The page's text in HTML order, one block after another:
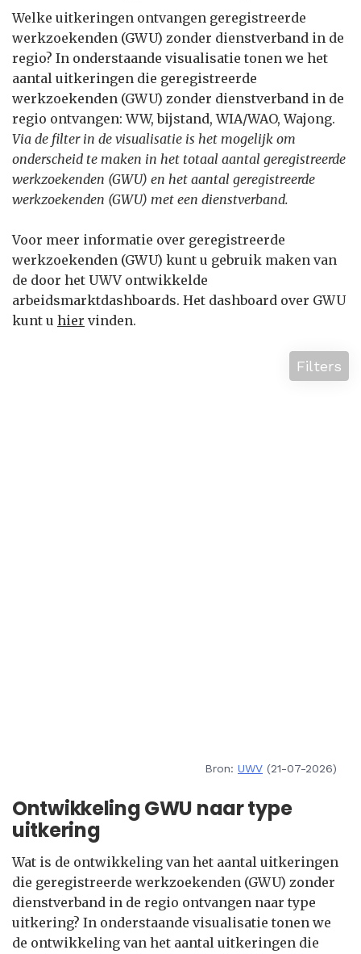
Welke uitkeringen ontvangen geregistreerde
werkzoekenden (GWU) zonder dienstverband in de
regio? In onderstaande visualisatie tonen we het
aantal uitkeringen die geregistreerde
werkzoekenden (GWU) zonder dienstverband in de
regio ontvangen: WW, bijstand, WIA/WAO, Wajong.
Via de filter in de visualisatie is het mogelijk om
onderscheid te maken in het totaal aantal geregistreerde
werkzoekenden (GWU) en het aantal geregistreerde
werkzoekenden (GWU) met een dienstverband.
Voor meer informatie over geregistreerde
werkzoekenden (GWU) kunt u gebruik maken van
de door het UWV ontwikkelde
arbeidsmarktdashboards. Het dashboard over GWU
kunt u hier vinden.
Filters
Bron: UWV (21-07-2026)
Ontwikkeling GWU naar type
uitkering
Wat is de ontwikkeling van het aantal uitkeringen
die geregistreerde werkzoekenden (GWU) zonder
dienstverband in de regio ontvangen naar type
uitkering? In onderstaande visualisatie tonen we
de ontwikkeling van het aantal uitkeringen die